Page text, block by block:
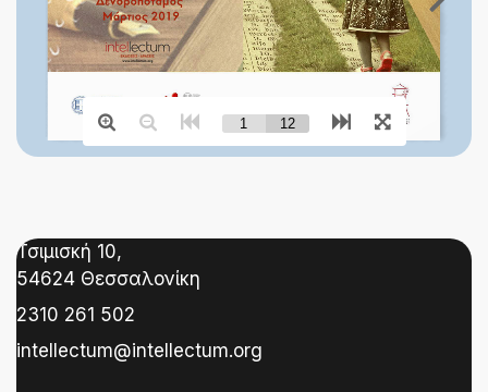
Τσιμισκή 10,
54624 Θεσσαλονίκη
2310 261 502
intellectum@intellectum.org